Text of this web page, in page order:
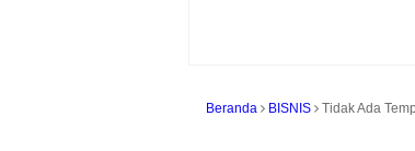
Beranda BISNIS Tidak Ada